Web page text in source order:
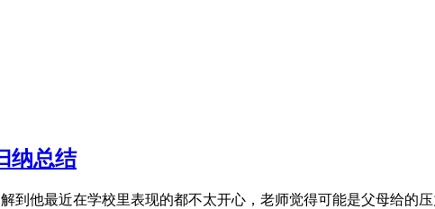
纳总结
到他最近在学校里表现的都不太开心，老师觉得可能是父母给的